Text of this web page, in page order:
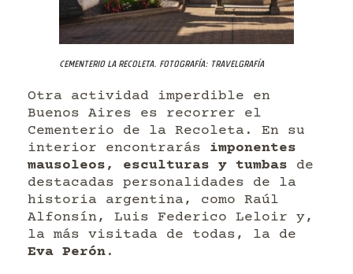
Cementerio La Recoleta. Fotografía: Travelgrafía
Otra actividad imperdible en
Buenos Aires es recorrer el
Cementerio de la Recoleta. En su
interior encontrarás imponentes
mausoleos, esculturas y tumbas de
destacadas personalidades de la
historia argentina, como Raúl
Alfonsín, Luis Federico Leloir y,
la más visitada de todas, la de
Eva Perón .